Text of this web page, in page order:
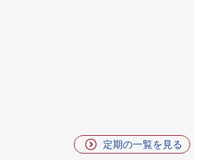
定期の一覧を見る